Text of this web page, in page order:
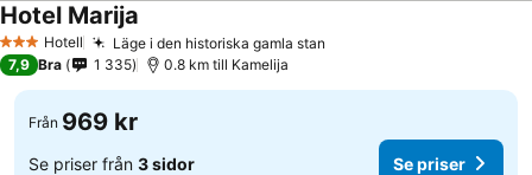
3 StjärnorHotell Läge i den historiska gamla stan
Hotel Marija
7,9 Bra 1 335 0.8 km till Kamelija
Från 969 kr
Se priser från 3 sidor Se priser